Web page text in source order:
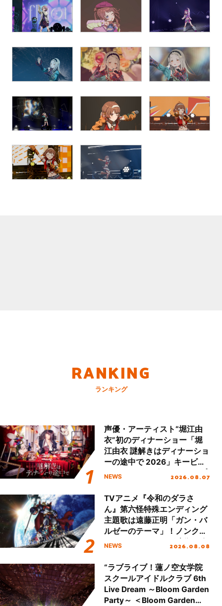
RANKING
ランキング
声優・アーティスト“堀江由
衣”初のディナーショー「堀
江由衣 謎解きはディナーショ
ーの途中で 2026」キービジ
ュアル＆グッズラインナップ
NEWS 2026.08.07
TVアニメ『令和のダラさ
ん』第六怪特殊エンディング
主題歌は遠藤正明「ガン・バ
ルゼーのテーマ」！ノンクレ
ジットエンディング映像も公
NEWS 2026.08.08
“ラブライブ！蓮ノ空女学院
スクールアイドルクラブ 6th
Live Dream ～Bloom Garden
Party～ ＜Bloom Garden